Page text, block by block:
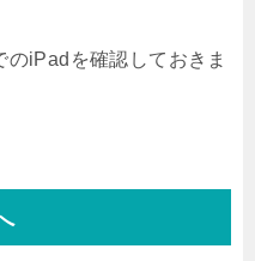
iPadを確認しておきま